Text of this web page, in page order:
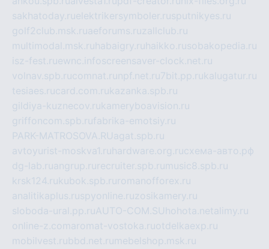
sakhatoday.ruelektrikersymboler.rusputnikyes.ru
golf2club.msk.ruaeforums.ruzallclub.ru
multimodal.msk.ru habaigry.ru haikko.rusobakopedia.ru
isz-fest.ruewnc.infoscreensaver-clock.net.ru
volnav.spb.rucomnat.ru npf.net.ru7bit.pp.rukalugatur.ru
tesiaes.rucard.com.rukazanka.spb.ru
gildiya-kuznecov.rukameryboavision.ru
griffoncom.spb.rufabrika-emotsiy.ru
PARK-MATROSOVA.RUagat.spb.ru
avtoyurist-moskva1.ru hardware.org.ruсхема-авто.рф
dg-lab.ruangrup.ru recruiter.spb.ru music8.spb.ru
krsk124.rukubok.spb.ru romanofforex.ru
analitikaplus.ruspyonline.ruzosikamery.ru
sloboda-ural.pp.ruAUTO-COM.SU hohota.netalimy.ru
online-z.comaromat-vostoka.ruotdelkaexp.ru
mobilvest.rubbd.net.ru mebelshop.msk.ru